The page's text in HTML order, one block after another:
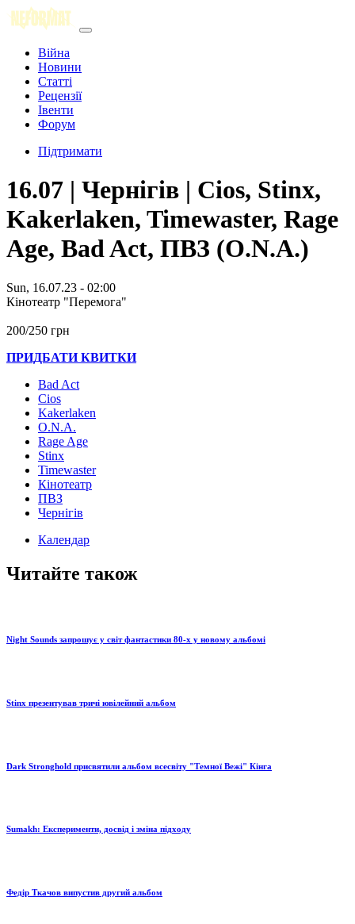
Війна
Новини
Статті
Рецензії
Івенти
Форум
Підтримати
16.07 | Чернігів | Cios, Stinx,
Kakerlaken, Timewaster, Rage
Age, Bad Act, ПВЗ (O.N.A.)
Sun, 16.07.23 - 02:00
Кінотеатр "Перемога"
200/250 грн
ПРИДБАТИ КВИТКИ
Bad Act
Cios
Kakerlaken
O.N.A.
Rage Age
Stinx
Timewaster
Кінотеатр
ПВЗ
Чернігів
Календар
Читайте також
Night Sounds запрошує у світ фантастики 80-х у новому альбомі
Stinx презентував тричі ювілейний альбом
Dark Stronghold присвятили альбом всесвіту "Темної Вежі" Кінга
Sumakh: Експерименти, досвід і зміна підходу
Федір Ткачов випустив другий альбом